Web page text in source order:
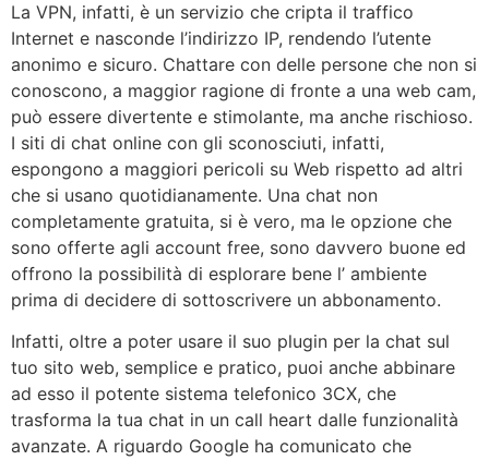
La VPN, infatti, è un servizio che cripta il traffico
Internet e nasconde l’indirizzo IP, rendendo l’utente
anonimo e sicuro. Chattare con delle persone che non si
conoscono, a maggior ragione di fronte a una web cam,
può essere divertente e stimolante, ma anche rischioso.
I siti di chat online con gli sconosciuti, infatti,
espongono a maggiori pericoli su Web rispetto ad altri
che si usano quotidianamente. Una chat non
completamente gratuita, si è vero, ma le opzione che
sono offerte agli account free, sono davvero buone ed
offrono la possibilità di esplorare bene l’ ambiente
prima di decidere di sottoscrivere un abbonamento.
Infatti, oltre a poter usare il suo plugin per la chat sul
tuo sito web, semplice e pratico, puoi anche abbinare
ad esso il potente sistema telefonico 3CX, che
trasforma la tua chat in un call heart dalle funzionalità
avanzate. A riguardo Google ha comunicato che